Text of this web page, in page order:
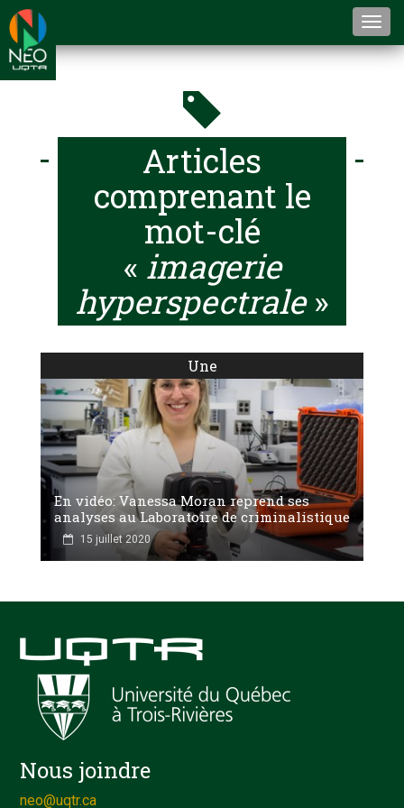
Articles
comprenant le
mot-clé
« imagerie
hyperspectrale»
Une
En vidéo: Vanessa Moran reprend ses
analyses au Laboratoire de criminalistique
15 juillet 2020
Nous joindre
neo@uqtr.ca